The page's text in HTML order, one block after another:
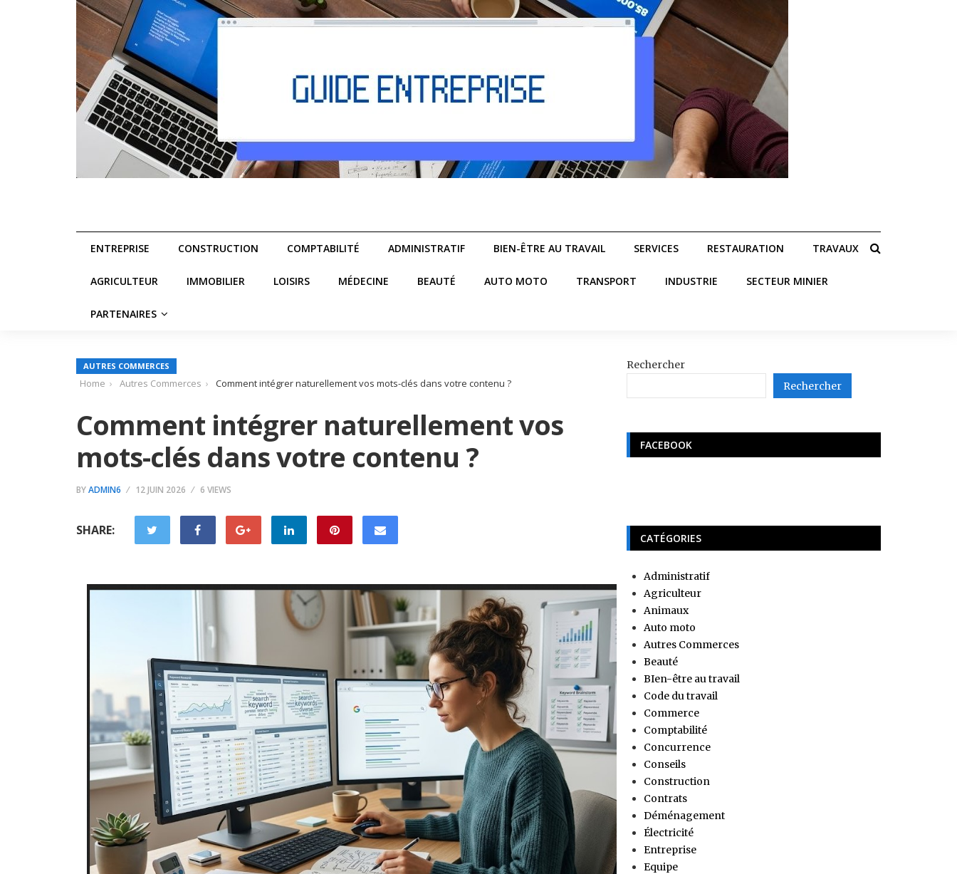
ENTREPRISE CONSTRUCTION COMPTABILITÉ ADMINISTRATIF BIEN-ÊTRE AU TRAVAIL SERVICES RESTAURATION TRAVAUX
AGRICULTEUR IMMOBILIER LOISIRS MÉDECINE BEAUTÉ AUTO MOTO TRANSPORT INDUSTRIE SECTEUR MINIER
PARTENAIRES
AUTRES COMMERCES
Home Autres Commerces Comment intégrer naturellement vos mots-clés dans votre contenu ?
Comment intégrer naturellement vos
mots-clés dans votre contenu ?
BYADMIN6 12 JUIN 2026 6 VIEWS
SHARE:
Rechercher
Rechercher
FACEBOOK
CATÉGORIES
Administratif
Agriculteur
Animaux
Auto moto
Autres Commerces
Beauté
BIen-être au travail
Code du travail
Commerce
Comptabilité
Concurrence
Conseils
Construction
Contrats
Déménagement
Électricité
Entreprise
Equipe